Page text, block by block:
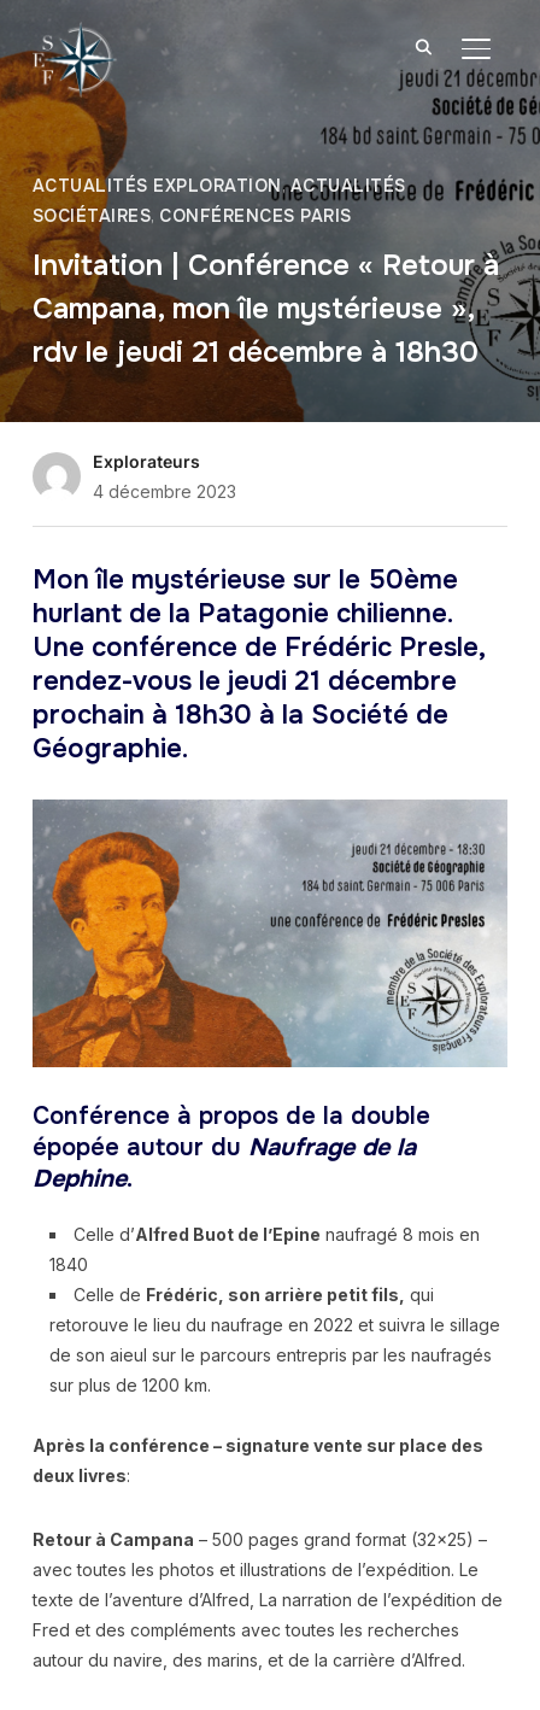
ACTUALITÉS EXPLORATION,ACTUALITÉS
SOCIÉTAIRES, CONFÉRENCES PARIS
Invitation | Conférence « Retour à
Campana, mon île mystérieuse »,
rdv le jeudi 21 décembre à 18h30
Explorateurs
4 décembre 2023
Mon île mystérieuse sur le 50ème
hurlant de la Patagonie chilienne.
Une conférence de Frédéric Presle,
rendez-vous le jeudi 21 décembre
prochain à 18h30 à la Société de
Géographie.
Conférence à propos de la double
épopée autour du Naufrage de la
Dephine.
Celle d’Alfred Buot de l’Epine naufragé 8 mois en
1840
Celle de Frédéric, son arrière petit fils, qui
retorouve le lieu du naufrage en 2022 et suivra le sillage
de son aieul sur le parcours entrepris par les naufragés
sur plus de 1200 km.
Après la conférence – signature vente sur place des
deux livres:
Retour à Campana – 500 pages grand format (32×25) –
avec toutes les photos et illustrations de l’expédition. Le
texte de l’aventure d’Alfred, La narration de l’expédition de
Fred et des compléments avec toutes les recherches
autour du navire, des marins, et de la carrière d’Alfred.